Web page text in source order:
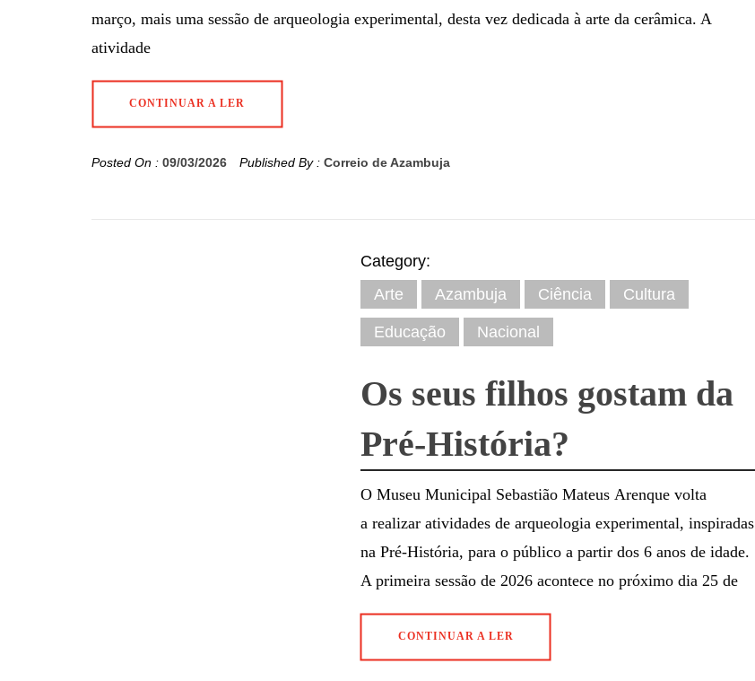
março, mais uma sessão de arqueologia experimental, desta vez dedicada à arte da cerâmica. A
atividade
CONTINUAR A LER
Posted On : 09/03/2026 Published By : Correio de Azambuja
Category:
Arte
Azambuja Ciência Cultura
Educação Nacional
Os seus filhos gostam da
Pré-História?
O Museu Municipal Sebastião Mateus Arenque volta
a realizar atividades de arqueologia experimental, inspiradas
na Pré-História, para o público a partir dos 6 anos de idade.
A primeira sessão de 2026 acontece no próximo dia 25 de
CONTINUAR A LER